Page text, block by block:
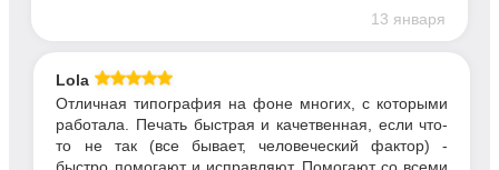
13 января
Lola
Отличная типография на фоне многих, с которыми
работала. Печать быстрая и качетвенная, если что-
то не так (все бывает, человеческий фактор) -